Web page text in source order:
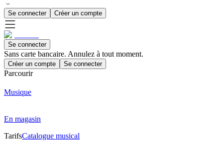
Se connecter Créer un compte
Se connecter
Sans carte bancaire. Annulez à tout moment.
Créer un compte Se connecter
Parcourir
Musique
En magasin
TarifsCatalogue musical